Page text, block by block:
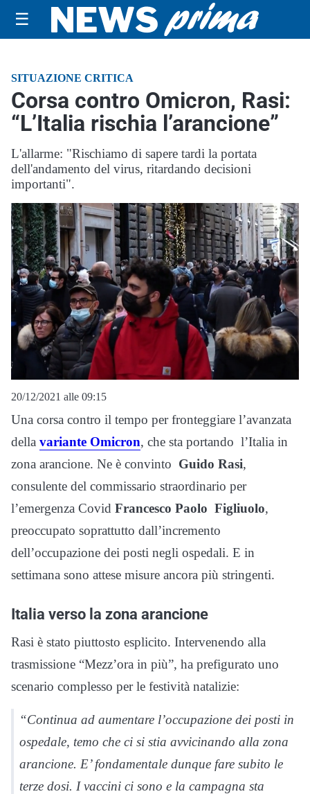
☰
SITUAZIONE CRITICA
Corsa contro Omicron, Rasi:
“L’Italia rischia l’arancione”
L'allarme: "Rischiamo di sapere tardi la portata
dell'andamento del virus, ritardando decisioni
importanti".
20/12/2021 alle 09:15
Una corsa contro il tempo per fronteggiare l’avanzata
della variante Omicron, che sta portando l’Italia in
zona arancione. Ne è convinto Guido Rasi,
consulente del commissario straordinario per
l’emergenza Covid Francesco Paolo Figliuolo,
preoccupato soprattutto dall’incremento
dell’occupazione dei posti negli ospedali. E in
settimana sono attese misure ancora più stringenti.
Italia verso la zona arancione
Rasi è stato piuttosto esplicito. Intervenendo alla
trasmissione “Mezz’ora in più”, ha prefigurato uno
scenario complesso per le festività natalizie:
“Continua ad aumentare l’occupazione dei posti in
ospedale, temo che ci si stia avvicinando alla zona
arancione. E’ fondamentale dunque fare subito le
terze dosi. I vaccini ci sono e la campagna sta